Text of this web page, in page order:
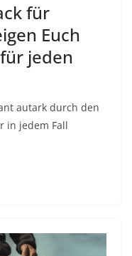
für
Euch
jeden
autark durch den
in jedem Fall